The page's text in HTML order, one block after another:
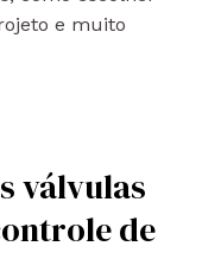
e muito
válvulas
de